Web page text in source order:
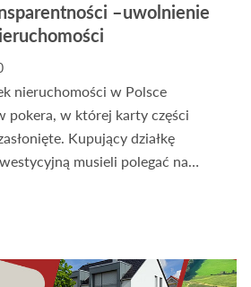
–uwolnienie
nieruchomości w Polsce
pokera, w której karty części
Kupujący działkę
musieli polegać na
które – jak wiemy – często
zwrotny. To przejście od